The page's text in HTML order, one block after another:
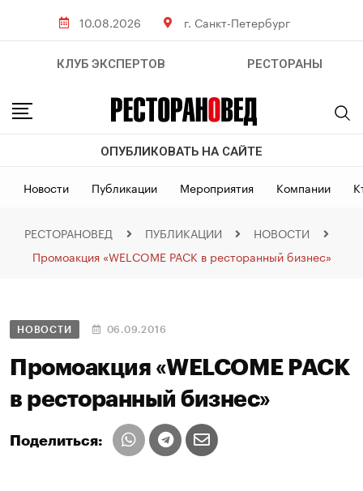
10.08.2026 г. Санкт-Петербург
КЛУБ ЭКСПЕРТОВ РЕСТОРАНЫ
ОПУБЛИКОВАТЬ НА САЙТЕ
Новости Публикации Мероприятия Компании
РЕСТОРАНОВЕД ПУБЛИКАЦИИ
НОВОСТИ
Промоакция «WELCOME PACK в ресторанный бизнес»
НОВОСТИ 06.09.2016
Промоакция «WELCOME PACK
в ресторанный бизнес»
Поделиться: